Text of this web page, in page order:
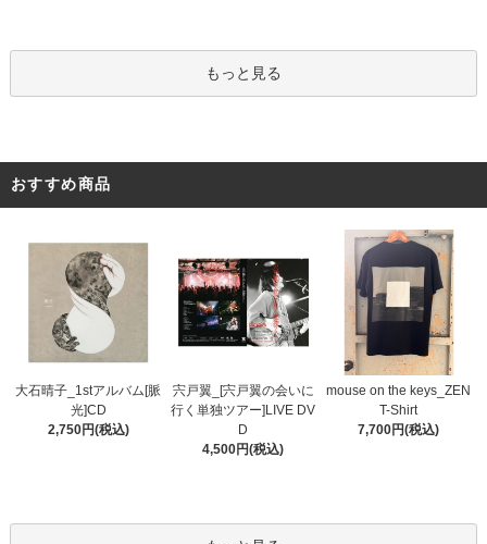
もっと見る
おすすめ商品
大石晴子_1stアルバム[脈
光]CD
2,750円(税込)
宍戸翼_[宍戸翼の会いに
行く単独ツアー]LIVE DV
D
4,500円(税込)
mouse on the keys_ZEN
T-Shirt
7,700円(税込)